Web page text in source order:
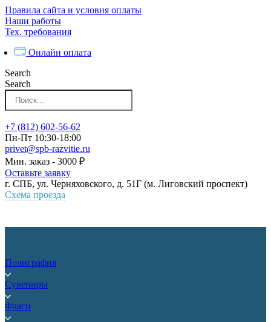
Перейти
к
контенту
Правила сайта и условия оплаты
Наши работы
Тех. требования
Онлайн оплата
Search
Search
+7 (812) 602-56-62
Пн-Пт 10:30-18:00
privet@spb-razvitie.ru
Мин. заказ - 3000 ₽
Оставьте заявку
г. СПБ, ул. Черняховского, д. 51Г (м. Лиговский проспект)
Схема проезда
Полиграфия
Сувениры
Флаги